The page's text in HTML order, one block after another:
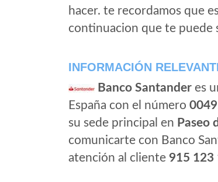
hacer. te recordamos que
continuacion que te puede
INFORMACIÓN
Banco Santander es
España con el número 0049
su sede principal en Paseo
comunicarte con Banco
atención al cliente 915 123